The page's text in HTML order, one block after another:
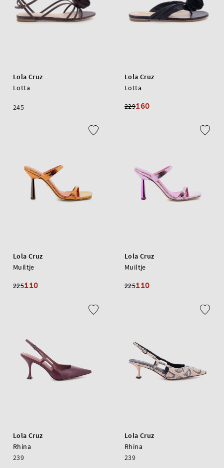
Lola Cruz
Lotta
245
Lola Cruz
Lotta
229160
Lola Cruz
Muiltje
225110
Lola Cruz
Muiltje
225110
Lola Cruz
Rhina
239
Lola Cruz
Rhina
239